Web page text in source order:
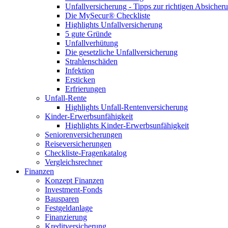
Unfallversicherung - Tipps zur richtigen
Die MySecur® Checkliste
Highlights Unfallversicherung
5 gute Gründe
Unfallverhütung
Die gesetzliche Unfallversicherung
Strahlenschäden
Infektion
Ersticken
Erfrierungen
Unfall-Rente
Highlights Unfall-Rentenversicherung
Kinder-Erwerbsunfähigkeit
Highlights Kinder-Erwerbsunfähigkeit
Seniorenversicherungen
Reiseversicherungen
Checkliste-Fragenkatalog
Vergleichsrechner
Finanzen
Konzept Finanzen
Investment-Fonds
Bausparen
Festgeldanlage
Finanzierung
Kreditversicherung